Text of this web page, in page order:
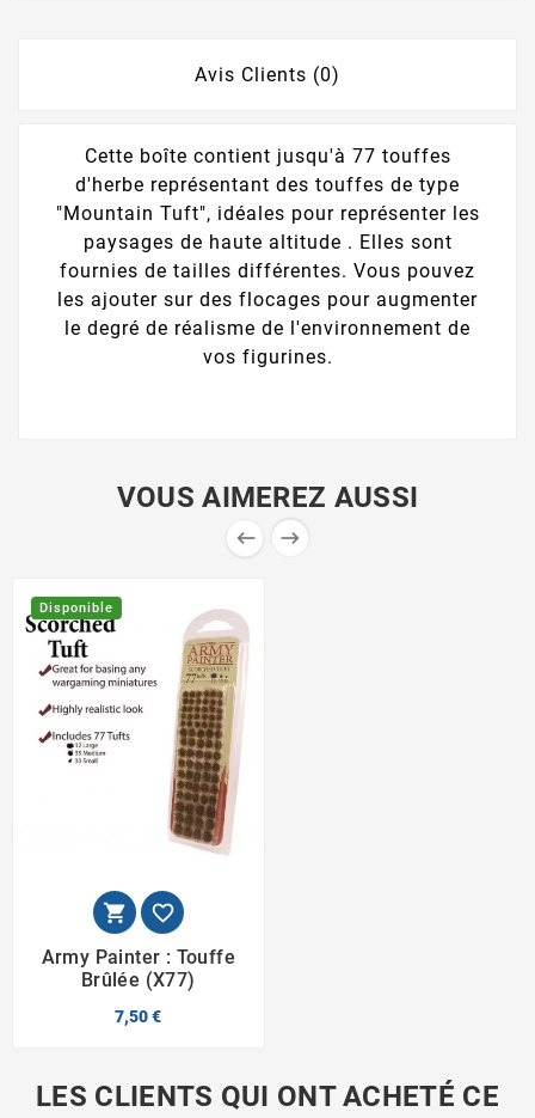
Avis Clients (0)
Cette boîte contient jusqu'à 77 touffes
d'herbe représentant des touffes de type
"Mountain Tuft", idéales pour représenter les
paysages de haute altitude . Elles sont
fournies de tailles différentes. Vous pouvez
les ajouter sur des flocages pour augmenter
le degré de réalisme de l'environnement de
vos figurines.
VOUS AIMEREZ AUSSI
 
Disponible
 
Army Painter : Touffe
Brûlée (x77)
7,50 €
LES CLIENTS QUI ONT ACHETÉ CE